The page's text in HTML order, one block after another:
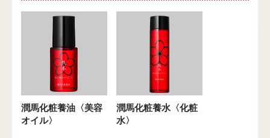
潤馬化粧養油〈美容
オイル〉
潤馬化粧養水〈化粧
水〉